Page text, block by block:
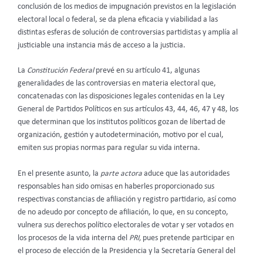
conclusión de los medios de impugnación previstos en la legislación
electoral local o federal, se da plena eficacia y viabilidad a las
distintas esferas de solución de controversias partidistas y amplía al
justiciable una instancia más de acceso a la justicia.
La Constitución Federalprevé en su artículo 41, algunas
generalidades de las controversias en materia electoral que,
concatenadas con las disposiciones legales contenidas en la Ley
General de Partidos Políticos en sus artículos 43, 44, 46, 47 y 48, los
que determinan que los institutos políticos gozan de libertad de
organización, gestión y autodeterminación, motivo por el cual,
emiten sus propias normas para regular su vida interna.
En el presente asunto, la parte actora aduce que las autoridades
responsables han sido omisas en haberles proporcionado sus
respectivas constancias de afiliación y registro partidario, así como
de no adeudo por concepto de afiliación, lo que, en su concepto,
vulnera sus derechos político electorales de votar y ser votados en
los procesos de la vida interna del PRI, pues pretende participar en
el proceso de elección de la Presidencia y la Secretaría General del